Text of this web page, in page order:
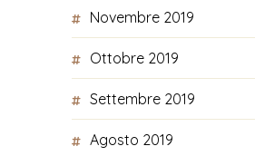
Novembre 2019
Ottobre 2019
Settembre 2019
Agosto 2019